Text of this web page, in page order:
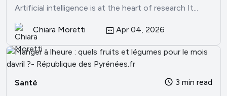
Artificial intelligence is at the heart of research It...
Chiara Moretti Apr 04, 2026
Santé 3 min read